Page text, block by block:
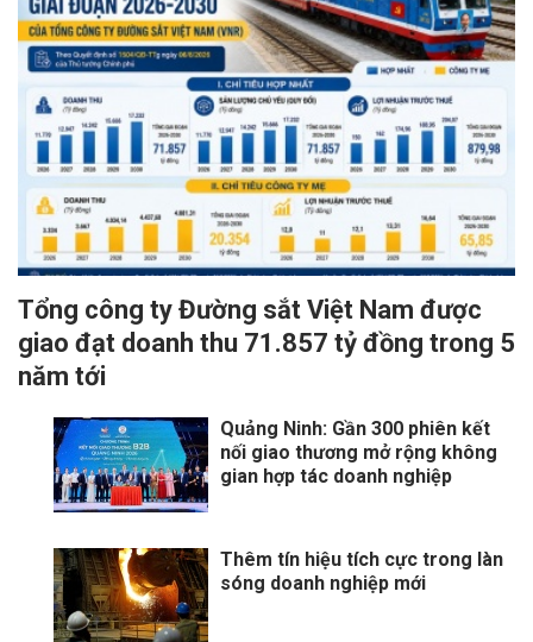
Tổng công ty Đường sắt Việt Nam được
giao đạt doanh thu 71.857 tỷ đồng trong 5
năm tới
Quảng Ninh: Gần 300 phiên kết
nối giao thương mở rộng không
gian hợp tác doanh nghiệp
Thêm tín hiệu tích cực trong làn
sóng doanh nghiệp mới